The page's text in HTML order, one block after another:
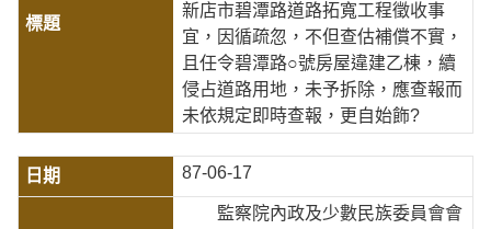
新店市碧潭路道路拓寬工程徵收事
宜，因循疏忽，不但查估補償不實，
且任令碧潭路○號房屋違建乙棟，續
侵占道路用地，未予拆除，應查報而
未依規定即時查報，更自始飾?
87-06-17
監察院內政及少數民族委員會會